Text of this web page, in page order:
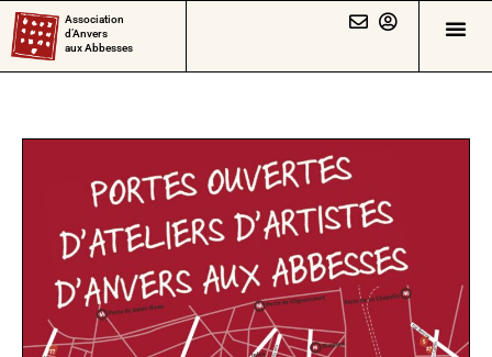
Association
d’Anvers
aux Abbesses